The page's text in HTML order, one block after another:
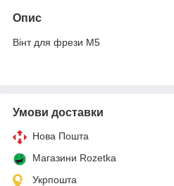
Опис
Вінт для фрези M5
Умови доставки
Нова Пошта
Магазини Rozetka
Укрпошта